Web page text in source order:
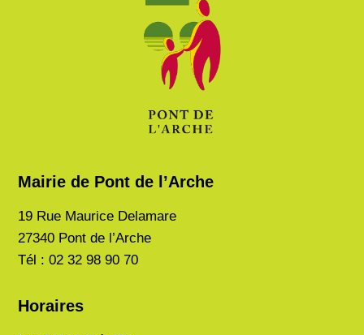
Mairie de Pont de l’Arche
19 Rue Maurice Delamare
27340 Pont de l’Arche
Tél : 02 32 98 90 70
Horaires